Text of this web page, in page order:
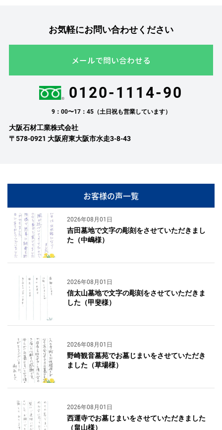
お気軽にお問い合わせください
メールで問い合わせる
0120-1114-90
9：00〜17：45（土日祝も営業しています）
大阪石材工業株式会社
〒578-0921 大阪府東大阪市水走3-8-43
お客様の声一覧
2026年08月01日
吉田墓地で文字の彫刻をさせていただきまし
た（中嶋様）
2026年08月01日
信太山墓地で文字の彫刻をさせていただきま
した（甲斐様）
2026年08月01日
野崎観音墓苑でお墓じまいをさせていただき
ました（草場様）
2026年08月01日
西運寺でお墓じまいをさせていただきました
（畠山様）